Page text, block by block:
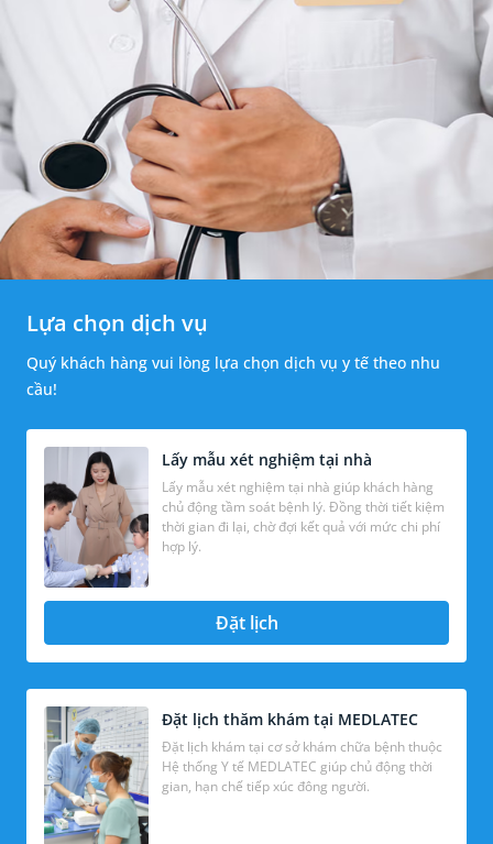
Lựa chọn dịch vụ
Quý khách hàng vui lòng lựa chọn dịch vụ y tế theo nhu
cầu!
Lấy mẫu xét nghiệm tại nhà
Lấy mẫu xét nghiệm tại nhà giúp khách hàng
chủ động tầm soát bệnh lý. Đồng thời tiết kiệm
thời gian đi lại, chờ đợi kết quả với mức chi phí
hợp lý.
Đặt lịch
Đặt lịch thăm khám tại MEDLATEC
Đặt lịch khám tại cơ sở khám chữa bệnh thuộc
Hệ thống Y tế MEDLATEC giúp chủ động thời
gian, hạn chế tiếp xúc đông người.